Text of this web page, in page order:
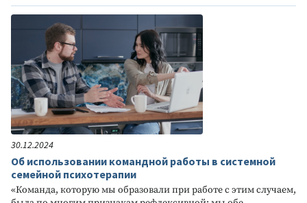
30.12.2024
Об использовании командной работы в системной
семейной психотерапии
«Команда, которую мы образовали при работе с этим случаем,